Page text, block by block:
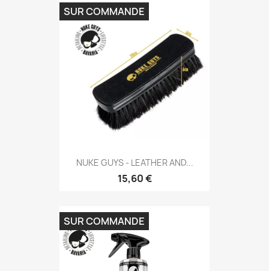
NUKE GUYS - LEATHER AND...
15,60 €
SUR COMMANDE
SUR COMMANDE